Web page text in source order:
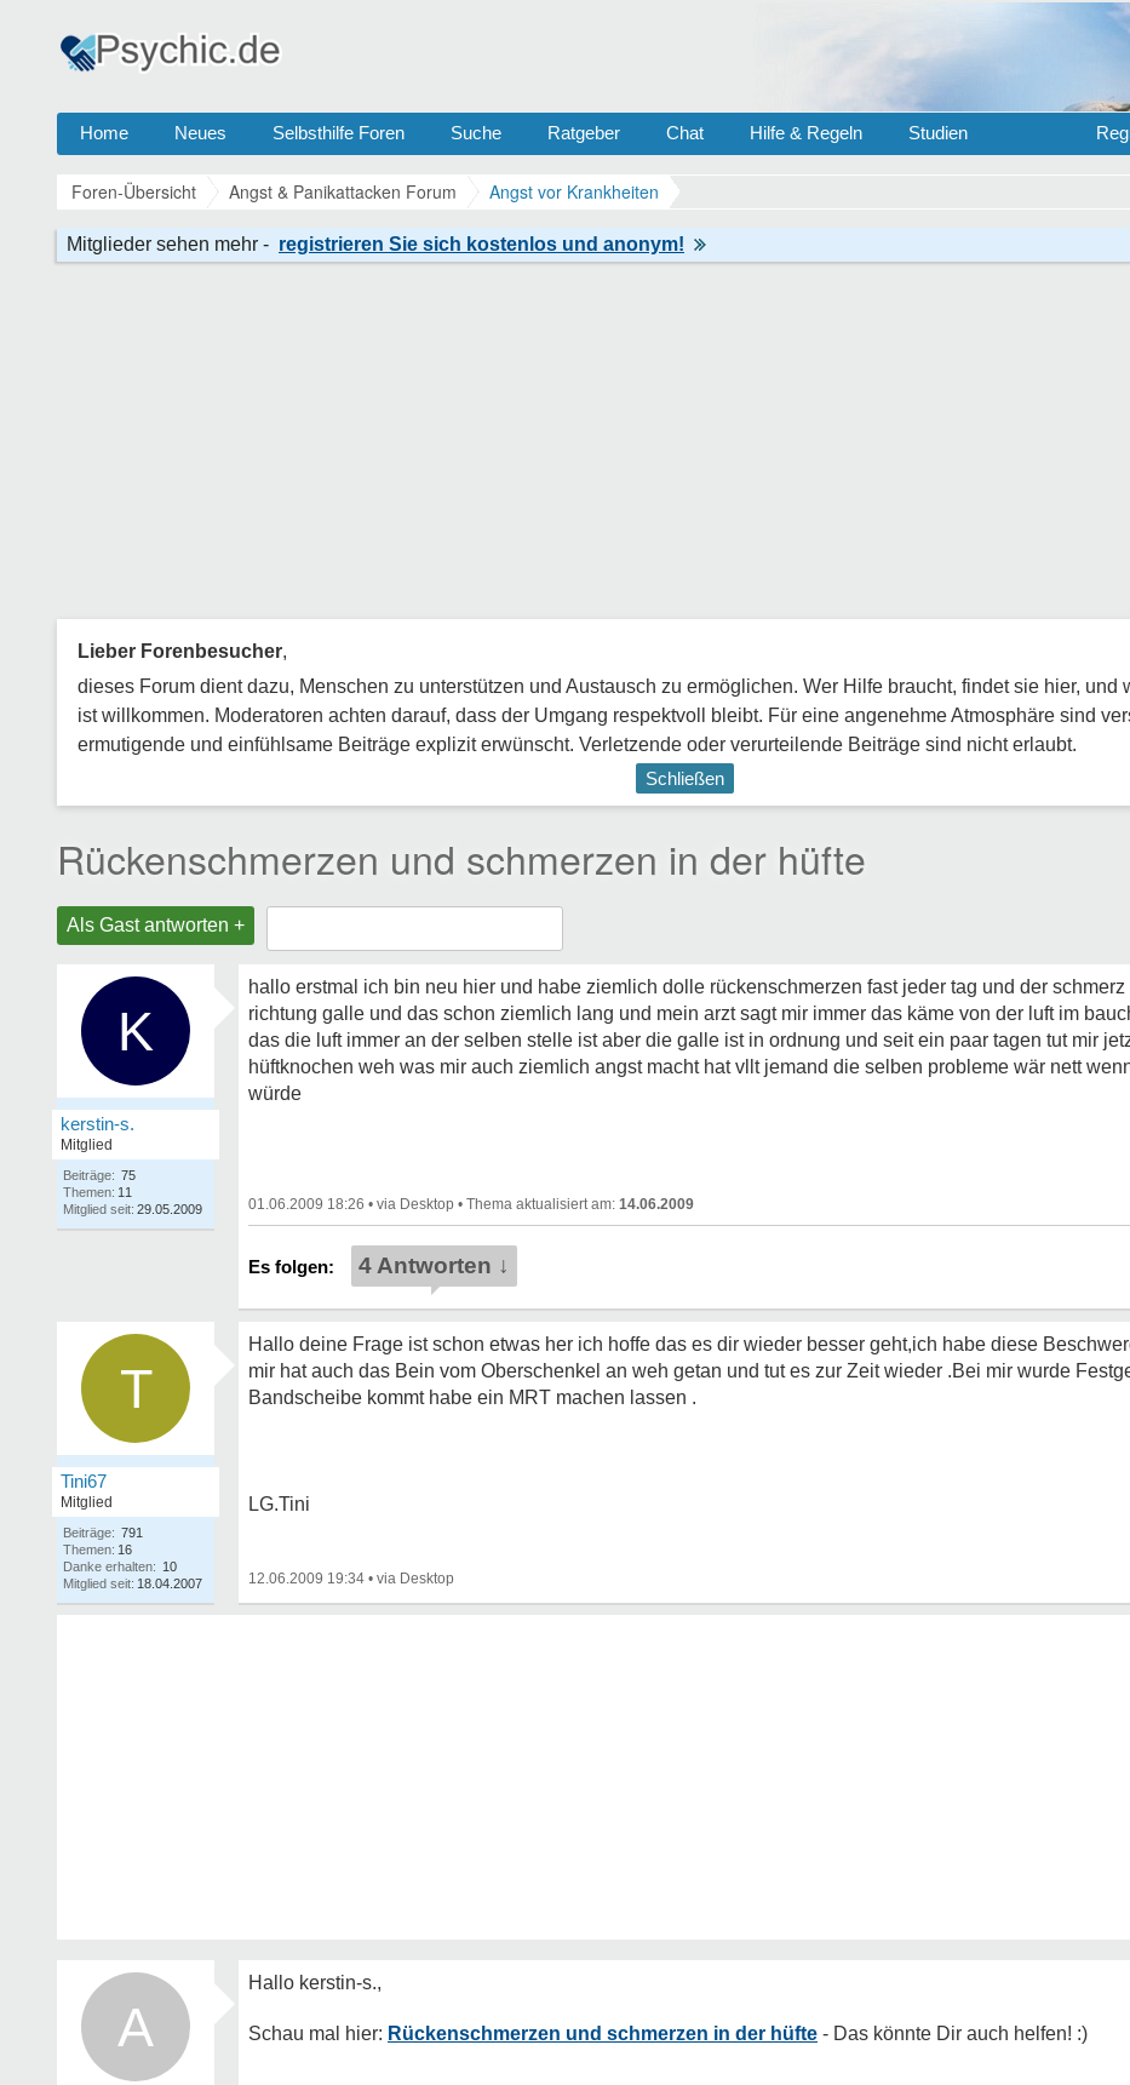
Home Neues Selbsthilfe Foren Suche Ratgeber Chat Hilfe & Regeln Studien
Foren-Übersicht Angst & Panikattacken Forum Angst vor Krankheiten
Lieber Forenbesucher,
dieses Forum dient dazu, Menschen zu unterstützen und Austausch zu ermöglichen. Wer Hilfe braucht, findet sie hier, und
ist willkommen. Moderatoren achten darauf, dass der Umgang respektvoll bleibt. Für eine angenehme Atmosphäre sind
ermutigende und einfühlsame Beiträge explizit erwünscht. Verletzende oder verurteilende Beiträge sind nicht erlaubt.
Schließen
Rückenschmerzen und schmerzen in der hüfte
Als Gast antworten +
K
kerstin-s.
Mitglied
Beiträge: 75
Themen: 11
Mitglied seit: 29.05.2009
hallo erstmal ich bin neu hier und habe ziemlich dolle rückenschmerzen fast jeder tag und der
richtung galle und das schon ziemlich lang und mein arzt sagt mir immer das käme von der luft im
das die luft immer an der selben stelle ist aber die galle ist in ordnung und seit ein paar tagen tut mir
hüftknochen weh was mir auch ziemlich angst macht hat vllt jemand die selben probleme wär nett
würde
01.06.2009 18:26 • • 14.06.2009
4 Antworten ↓
T
Tini67
Mitglied
Beiträge: 791
Themen: 16
Danke erhalten: 10
Mitglied seit: 18.04.2007
Hallo deine Frage ist schon etwas her ich hoffe das es dir wieder besser geht,ich habe diese
mir hat auch das Bein vom Oberschenkel an weh getan und tut es zur Zeit wieder .Bei mir wurde
Bandscheibe kommt habe ein MRT machen lassen .
LG.Tini
12.06.2009 19:34 •
A Rückenschmerzen und schmerzen in der hüfte